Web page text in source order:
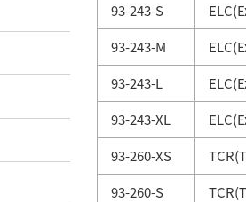
93-243-S
93-243-M
93-243-L
93-243-XL
93-260-XS
93-260-S